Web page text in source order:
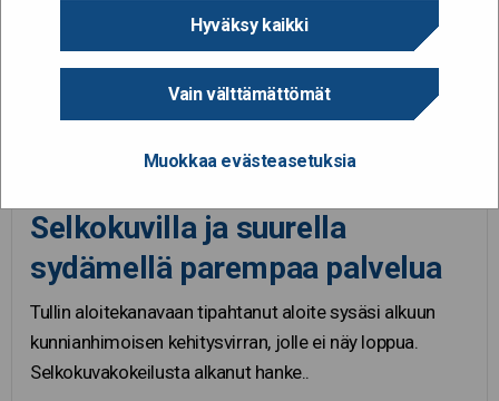
Hyväksy kaikki
Vain välttämättömät
Muokkaa evästeasetuksia
Selkokuvilla ja suurella
sydämellä parempaa palvelua
Tullin aloitekanavaan tipahtanut aloite sysäsi alkuun
kunnianhimoisen kehitysvirran, jolle ei näy loppua.
Selkokuvakokeilusta alkanut hanke..